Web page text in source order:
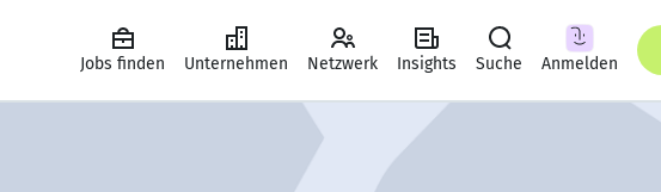
Jobs finden Unternehmen Netzwerk Insights Suche Anmelden